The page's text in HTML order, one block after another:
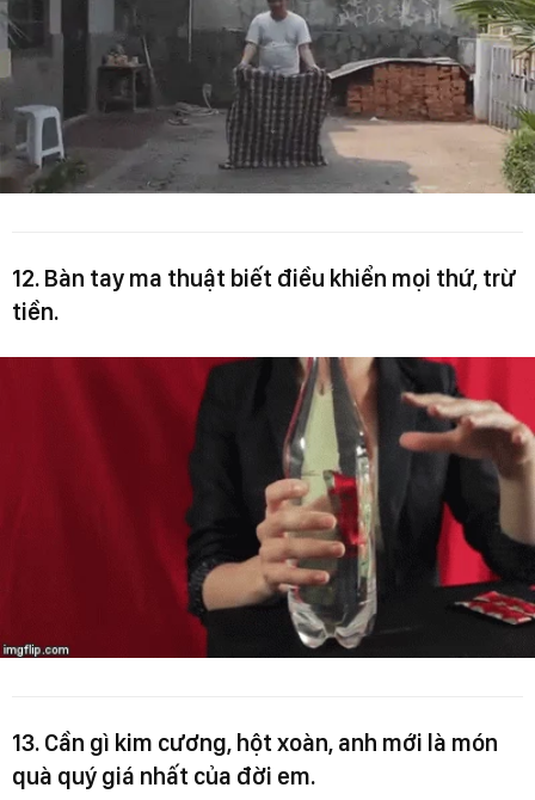
12. Bàn tay ma thuật biết điều khiển mọi thứ, trừ
tiền.
13. Cần gì kim cương, hột xoàn, anh mới là món
quà quý giá nhất của đời em.